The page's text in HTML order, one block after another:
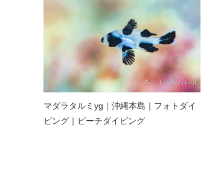
マダラタルミyg｜沖縄本島｜フォトダイ
ビング｜ビーチダイビング